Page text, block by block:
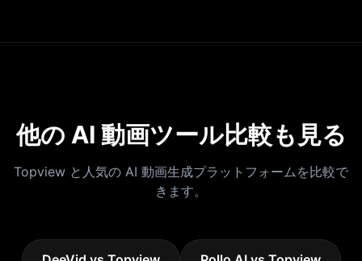
他の AI 動画ツール比較も見る
Topview と人気の AI 動画生成プラットフォームを比較で
きます。